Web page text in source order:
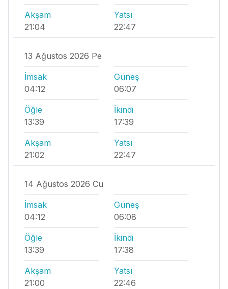
Akşam
21:04
Yatsı
22:47
13 Ağustos 2026 Pe
İmsak
04:12
Güneş
06:07
Öğle
13:39
İkindi
17:39
Akşam
21:02
Yatsı
22:47
14 Ağustos 2026 Cu
İmsak
04:12
Güneş
06:08
Öğle
13:39
İkindi
17:38
Akşam
21:00
Yatsı
22:46